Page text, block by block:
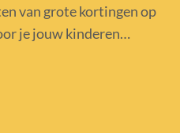
van grote kortingen op
je jouw kinderen…